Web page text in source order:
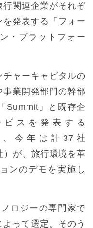
行関連企業がそれぞ
発表する「フォー
・プラットフォー
ャーキャピタルの
業開発部門の幹部
Summit」と既存企
スを発表する
、今年は計37社
）が、旅行環境を革
ンのデモを実施し
ロジーの専門家で
って選定。そのう